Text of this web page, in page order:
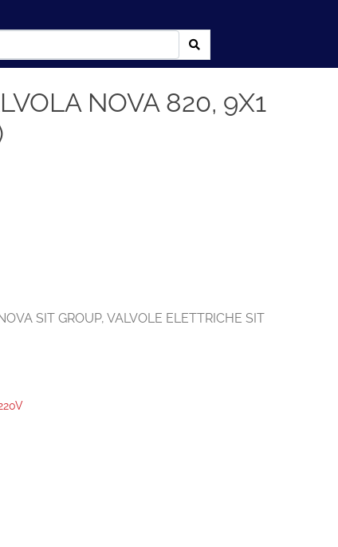
NOVA 820, 9X1
SIT GROUP,VALVOLE ELETTRICHE SIT